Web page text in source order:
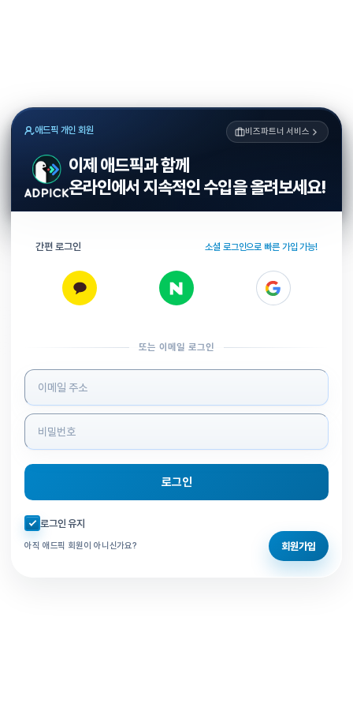
애드픽 개인 회원 비즈파트너 서비스
이제 애드픽과 함께
온라인에서 지속적인 수입을 올려보세요!
간편 로그인 소셜 로그인으로 빠른 가입 가능!
또는 이메일 로그인
로그인 정보 입력
로그인
자동로그인 체크
로그인 유지
아직 애드픽 회원이 아니신가요? 회원가입